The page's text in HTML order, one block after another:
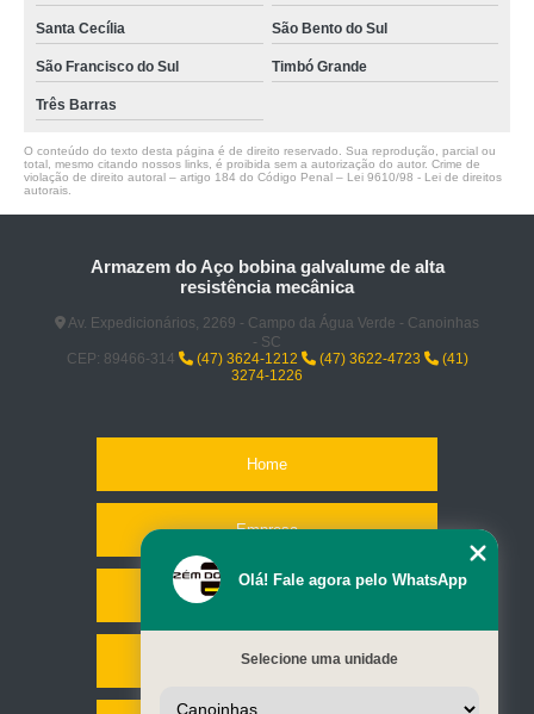
Santa Cecília São Bento do Sul
São Francisco do Sul Timbó Grande
Três Barras
O conteúdo do texto desta página é de direito reservado. Sua reprodução, parcial ou
total, mesmo citando nossos links, é proibida sem a autorização do autor. Crime de
violação de direito autoral – artigo 184 do Código Penal – Lei 9610/98 - Lei de direitos
autorais
Armazem do Aço bobina galvalume de alta
resistência mecânica
Av. Expedicionários, 2269 - Campo da Água Verde - Canoinhas
- SC
CEP: 89466-314
(47) 3624-1212 (47) 3622-4723
(41)
3274-1226
Home
Empresa
Serviços
Olá! Fale agora pelo WhatsApp
Selecione uma unidade